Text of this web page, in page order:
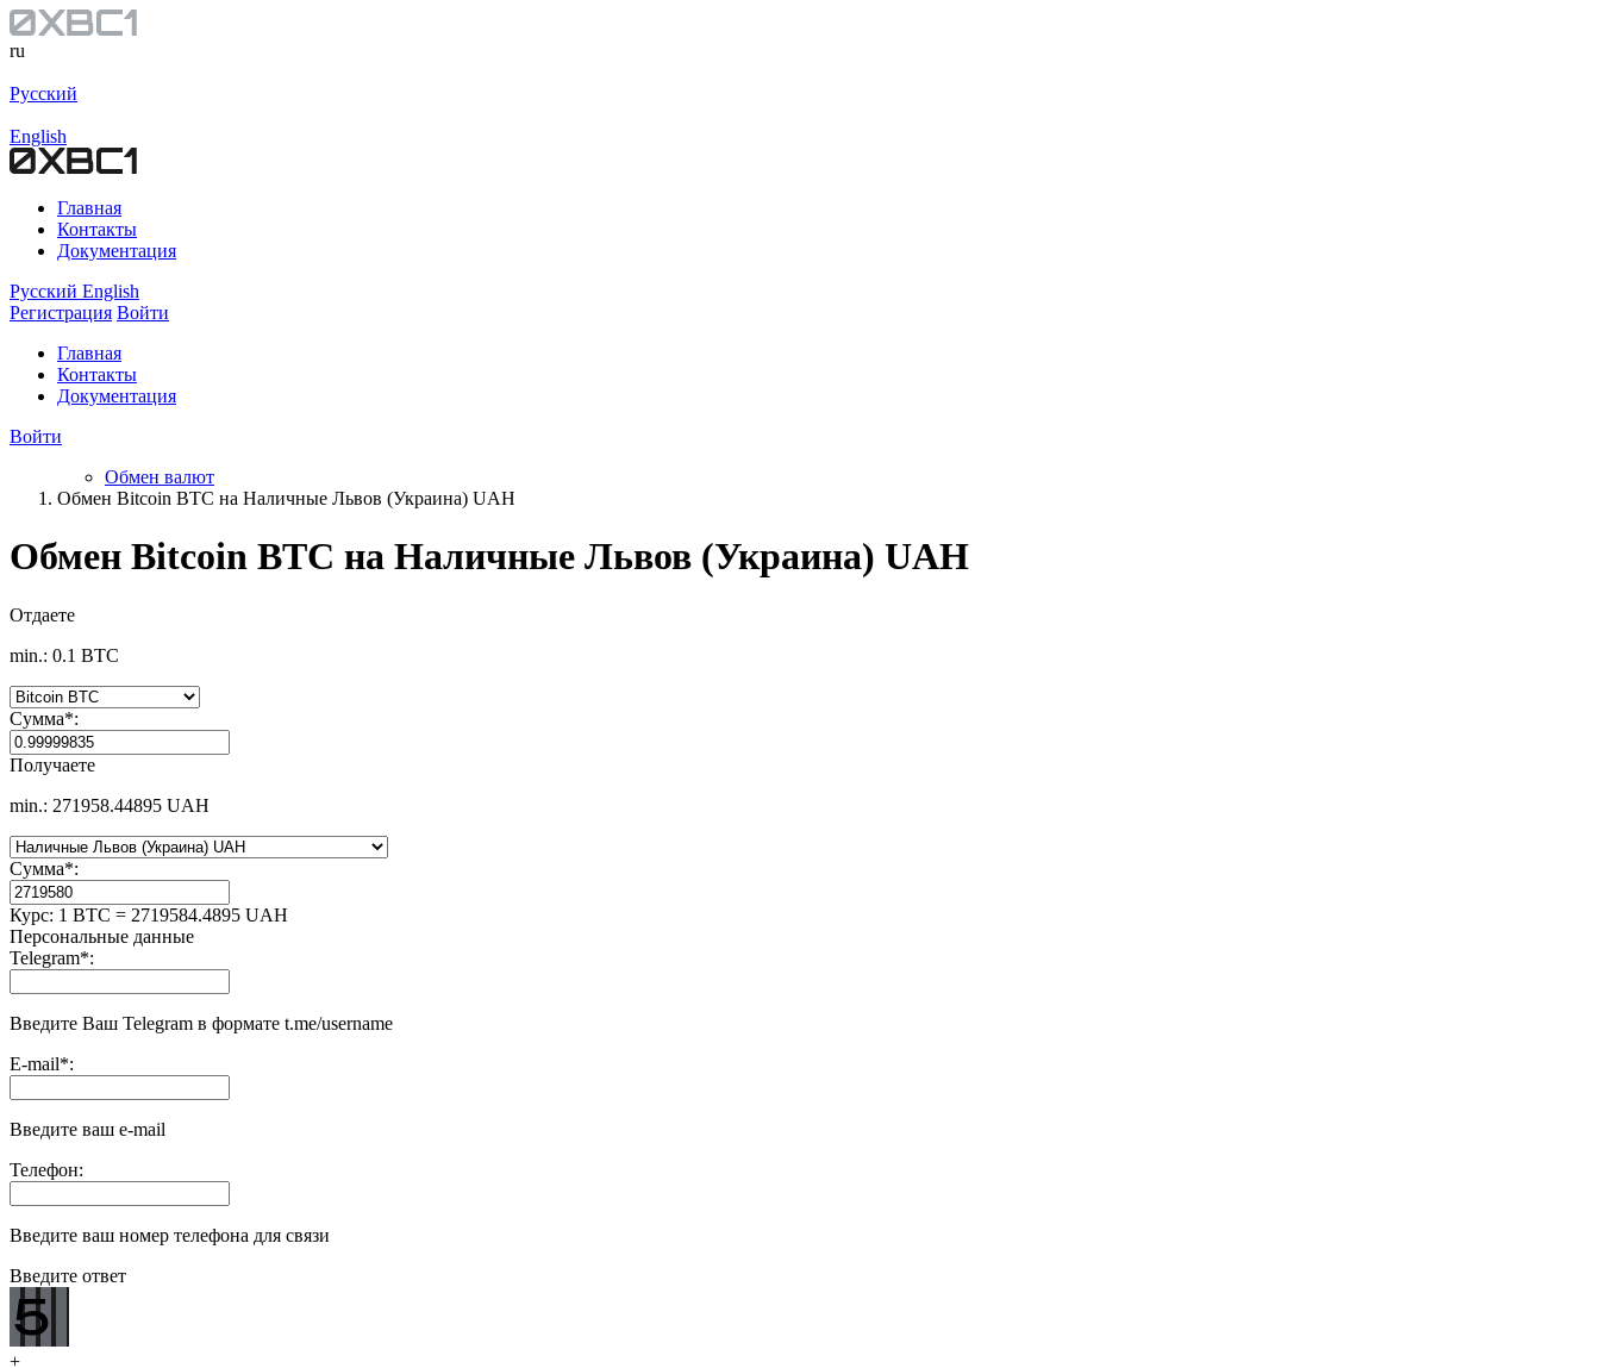
ru
Русский
English
Главная
Контакты
Документация
Русский English
Регистрация Войти
Главная
Контакты
Документация
Войти
Обмен валют
Обмен Bitcoin BTC на Наличные Львов (Украина) UAH
Обмен Bitcoin BTC на Наличные Львов (Украина) UAH
Отдаете
min.: 0.1 BTC
Сумма*:
Получаете
min.: 271958.44895 UAH
Сумма*:
Курс: 1 BTC = 2719584.4895 UAH
Персональные данные
Telegram*:
Введите Ваш Telegram в формате t.me/username
E-mail*:
Введите ваш e-mail
Телефон:
Введите ваш номер телефона для связи
Введите ответ
+